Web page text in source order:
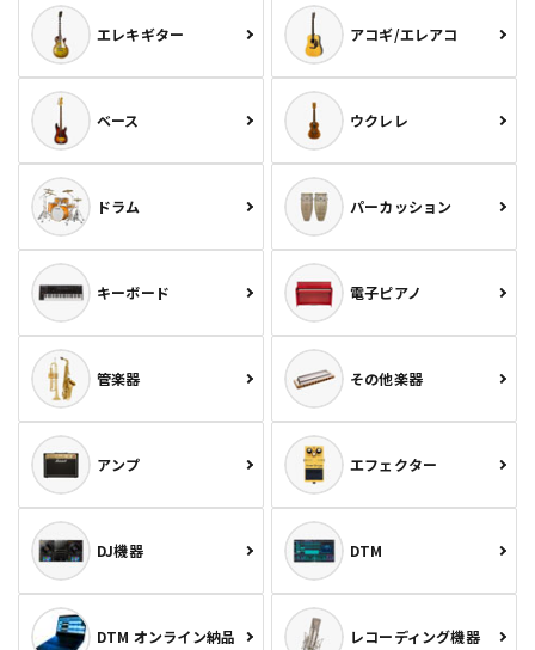
エレキギター アコギ/エレアコ
ベース ウクレレ
ドラム パーカッション
キーボード 電子ピアノ
管楽器 その他楽器
アンプ エフェクター
DJ機器 DTM
DTM オンライン納品 レコーディング機器